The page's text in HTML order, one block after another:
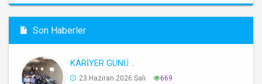
Son Haberler
KARİYER GÜNÜ ..
23.Haziran.2026.Salı 669